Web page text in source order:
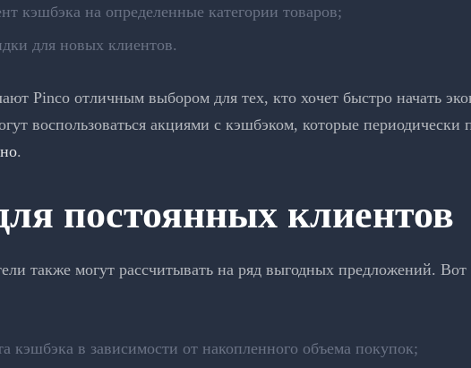
кэшбэка на определенные категории товаров;
для новых клиентов.
Pinco отличным выбором для тех, кто хочет быстро начать
воспользоваться акциями с кэшбэком, которые периодически
.
постоянных клиентов
также могут рассчитывать на ряд выгодных предложений. Вот
кэшбэка в зависимости от накопленного объема покупок;